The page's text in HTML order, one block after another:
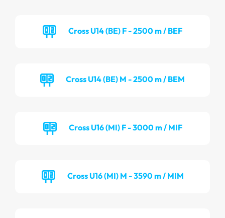
Cross U14 (BE) F - 2500 m / BEF
Cross U14 (BE) M - 2500 m / BEM
Cross U16 (MI) F - 3000 m / MIF
Cross U16 (MI) M - 3590 m / MIM